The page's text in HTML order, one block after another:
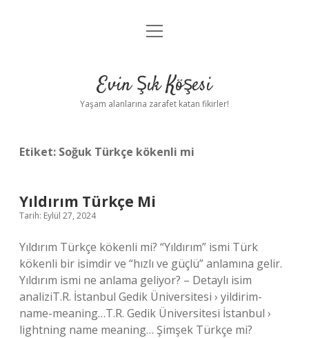
Anasayfa
Yasal Uyarı
menüyü
Evin Şık Köşesi
Yaşam alanlarına zarafet katan fikirler!
Etiket: Soğuk Türkçe kökenli mi
Yıldırım Türkçe Mi
Tarih: Eylül 27, 2024
Yıldırım Türkçe kökenli mi? “Yıldırım” ismi Türk
kökenli bir isimdir ve “hızlı ve güçlü” anlamına gelir.
Yıldırım ismi ne anlama geliyor? – Detaylı isim
analiziT.R. İstanbul Gedik Üniversitesi › yildirim-
name-meaning…T.R. Gedik Üniversitesi İstanbul ›
lightning name meaning… Şimşek Türkçe mi?